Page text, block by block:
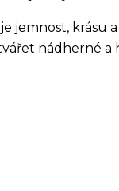
jemnost, krásu
nádherné a